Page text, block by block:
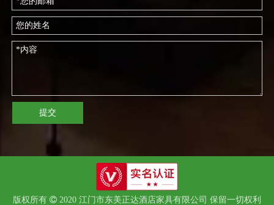
提交
版权所有  2020 江门市东美正达酒店家具有限公司 保留一切权利